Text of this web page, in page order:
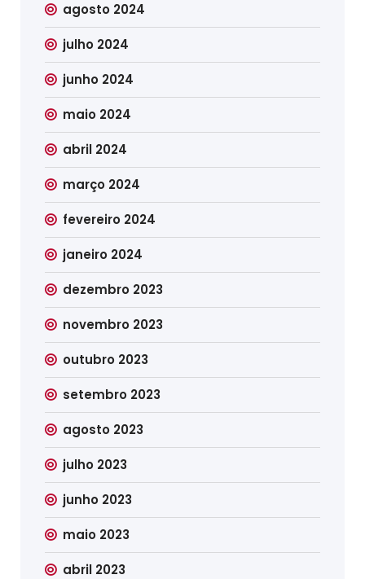
agosto 2024
julho 2024
junho 2024
maio 2024
abril 2024
março 2024
fevereiro 2024
janeiro 2024
dezembro 2023
novembro 2023
outubro 2023
setembro 2023
agosto 2023
julho 2023
junho 2023
maio 2023
abril 2023